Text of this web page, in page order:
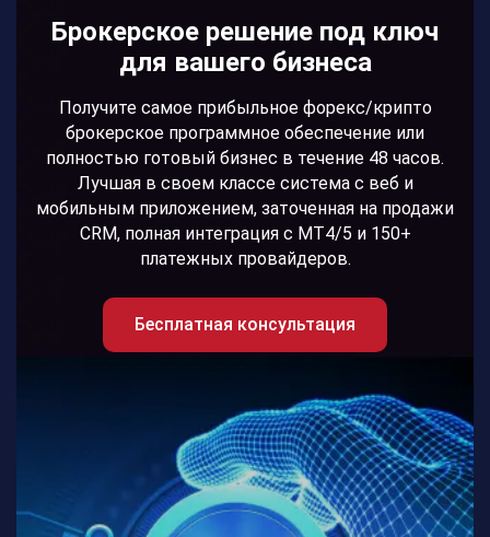
Брокерское решение под ключ
для вашего бизнеса
Получите самое прибыльное форекс/крипто
брокерское программное обеспечение или
полностью готовый бизнес в течение 48 часов.
Лучшая в своем классе система с веб и
мобильным приложением, заточенная на продажи
CRM, полная интеграция с МТ4/5 и 150+
платежных провайдеров.
Бесплатная консультация